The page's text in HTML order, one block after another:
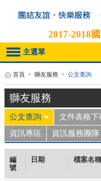
2017-2018
主選單
首頁 > 獅友服務 > 公文查詢
獅友服務
公文查詢 文件表格下
資訊專區
資訊服務團隊
編
號
日期 檔案名稱